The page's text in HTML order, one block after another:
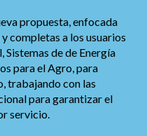
propuesta, enfocada
completas a los usuarios
de de Energía
para el Agro, para
trabajando con las
para garantizar el
servicio.